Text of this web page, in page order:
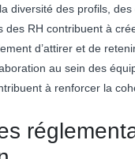
diversité des profils,
RH contribuent à
d’attirer et de
au sein des
à renforcer la